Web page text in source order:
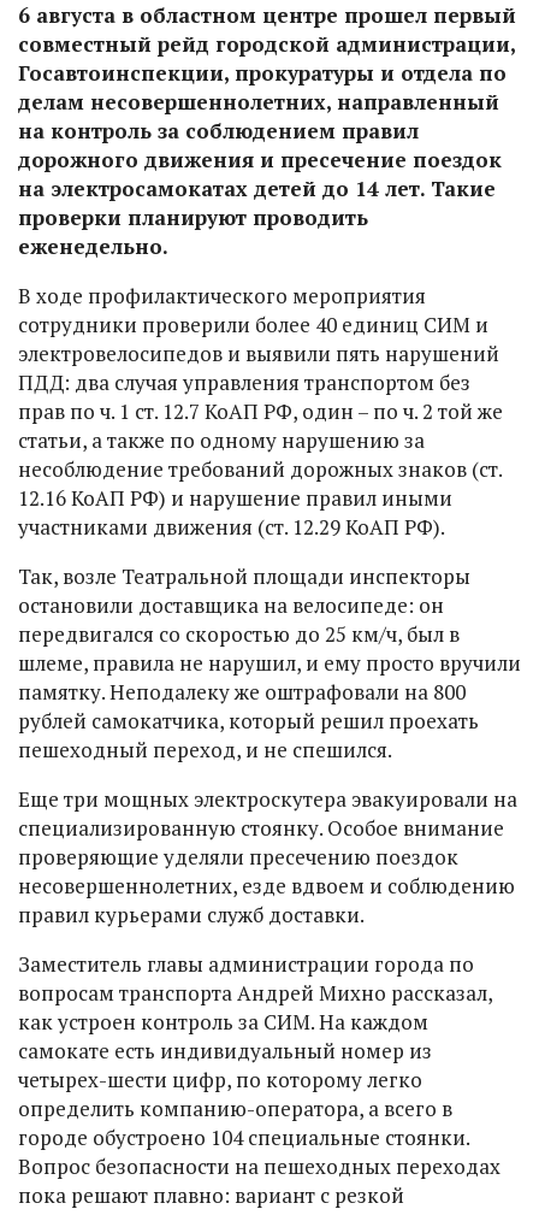
6 августа в областном центре прошел первый
совместный рейд городской администрации,
Госавтоинспекции, прокуратуры и отдела по
делам несовершеннолетних, направленный
на контроль за соблюдением правил
дорожного движения и пресечение поездок
на электросамокатах детей до 14 лет. Такие
проверки планируют проводить
еженедельно.
В ходе профилактического мероприятия
сотрудники проверили более 40 единиц СИМ и
электровелосипедов и выявили пять нарушений
ПДД: два случая управления транспортом без
прав по ч. 1 ст. 12.7 КоАП РФ, один – по ч. 2 той же
статьи, а также по одному нарушению за
несоблюдение требований дорожных знаков (ст.
12.16 КоАП РФ) и нарушение правил иными
участниками движения (ст. 12.29 КоАП РФ).
Так, возле Театральной площади инспекторы
остановили доставщика на велосипеде: он
передвигался со скоростью до 25 км/ч, был в
шлеме, правила не нарушил, и ему просто вручили
памятку. Неподалеку же оштрафовали на 800
рублей самокатчика, который решил проехать
пешеходный переход, и не спешился.
Еще три мощных электроскутера эвакуировали на
специализированную стоянку. Особое внимание
проверяющие уделяли пресечению поездок
несовершеннолетних, езде вдвоем и соблюдению
правил курьерами служб доставки.
Заместитель главы администрации города по
вопросам транспорта Андрей Михно рассказал,
как устроен контроль за СИМ. На каждом
самокате есть индивидуальный номер из
четырех-шести цифр, по которому легко
определить компанию-оператора, а всего в
городе обустроено 104 специальные стоянки.
Вопрос безопасности на пешеходных переходах
пока решают плавно: вариант с резкой